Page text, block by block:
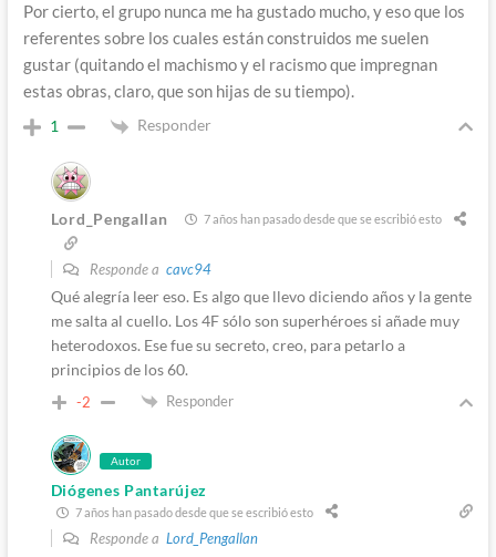
Por cierto, el grupo nunca me ha gustado mucho, y eso que los
referentes sobre los cuales están construidos me suelen
gustar (quitando el machismo y el racismo que impregnan
estas obras, claro, que son hijas de su tiempo).
1 Responder
Lord_Pengallan 7 años han pasado desde que se escribió esto
Responde a cavc94
Qué alegría leer eso. Es algo que llevo diciendo años y la gente
me salta al cuello. Los 4F sólo son superhéroes si añade muy
heterodoxos. Ese fue su secreto, creo, para petarlo a
principios de los 60.
-2 Responder
Autor
Diógenes Pantarújez
7 años han pasado desde que se escribió esto
Responde a Lord_Pengallan